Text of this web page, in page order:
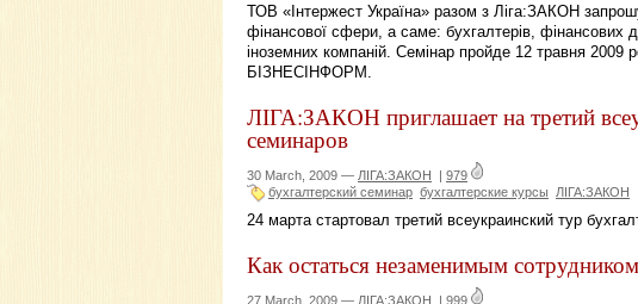
ТОВ «Інтержест Україна» разом з Ліга:ЗАКОН
фінансової сфери, а саме: бухгалтерів, фінансових
іноземних компаній. Семінар пройде 12 травня 2009
БІЗНЕСІНФОРМ.
ЛІГА:ЗАКОН приглашает на третий
семинаров
30 March, 2009 — ЛІГА:ЗАКОН | 979
бухгалтерский семинар бухгалтерские курсы ЛІГА:ЗАКОН
24 марта стартовал третий всеукраинский тур
Как остаться незаменимым
27 March, 2009 — ЛІГА:ЗАКОН | 999